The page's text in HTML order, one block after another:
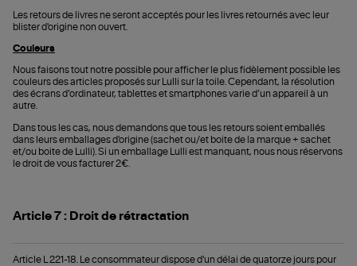
Les retours de livres ne seront acceptés pour les livres retournés avec leur
blister d'origine non ouvert.
Couleurs
Nous faisons tout notre possible pour afficher le plus fidèlement possible les
couleurs des articles proposés sur Lulli sur la toile. Cependant, la résolution
des écrans d’ordinateur, tablettes et smartphones varie d’un appareil à un
autre.
Dans tous les cas, nous demandons que tous les retours soient emballés
dans leurs emballages d'origine (sachet ou/et boite de la marque + sachet
et/ou boite de Lulli). Si un emballage Lulli est manquant, nous nous réservons
le droit de vous facturer 2€.
Article 7 : Droit de rétractation
Article L 221-18. Le consommateur dispose d'un délai de quatorze jours pour